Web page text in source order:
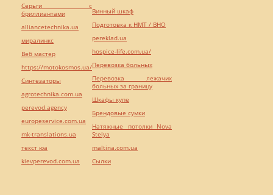
Серьги с
бриллиантами
alliancetechnika.ua
миралинкс
Веб мастер
https://motokosmos.ua/
Синтезаторы
agrotechnika.com.ua
perevod.agency
europeservice.com.ua
mk-translations.ua
текст юа
kievperevod.com.ua
Винный шкаф
Подготовка к НМТ / ВНО
pereklad.ua
hospice-life.com.ua/
Перевозка больных
Перевозка лежачих
больных за границу
Шкафы купе
Брендовые сумки
Натяжные потолки Nova
Stelya
maltina.com.ua
Cылки